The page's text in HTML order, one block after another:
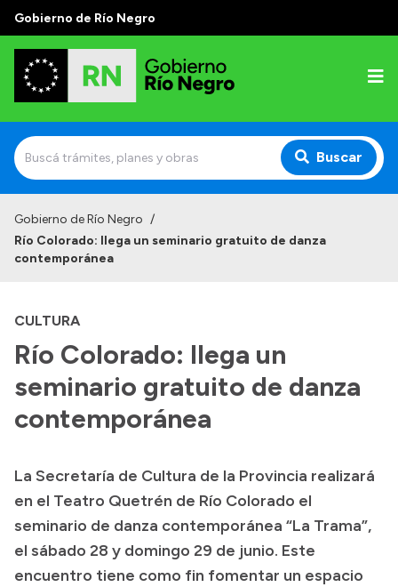
Gobierno de Río Negro
Buscar
Autoridades
Autoridades y Organismos
Discursos en la Legislatura
Casa de Gobierno
Acerca de Río Negro
Geografía
Invertí en Río Negro
Gobierno de Río Negro /
Río Colorado: llega un seminario gratuito de danza
contemporánea
CULTURA
Río Colorado: llega un
seminario gratuito de danza
contemporánea
La Secretaría de Cultura de la Provincia realizará
en el Teatro Quetrén de Río Colorado el
seminario de danza contemporánea “La Trama”,
el sábado 28 y domingo 29 de junio. Este
encuentro tiene como fin fomentar un espacio